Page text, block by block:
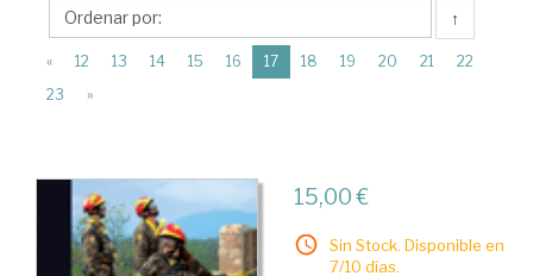
del
Género
y
España
↑
« 12 13 14 15 16 17(current)
18 19 20 21
22
23
»
15,00 €
Sin Stock. Disponible en
7/10 días.